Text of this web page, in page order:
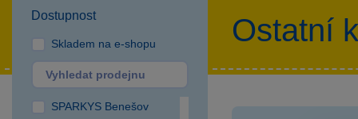
Dostupnost
Skladem na e-shopu
SPARKYS Benešov
Ostatní